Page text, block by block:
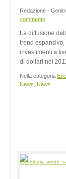
Redazione -
commento
La diffusione
trend
investimenti a
di dollari nel
Nella categoria
News
News